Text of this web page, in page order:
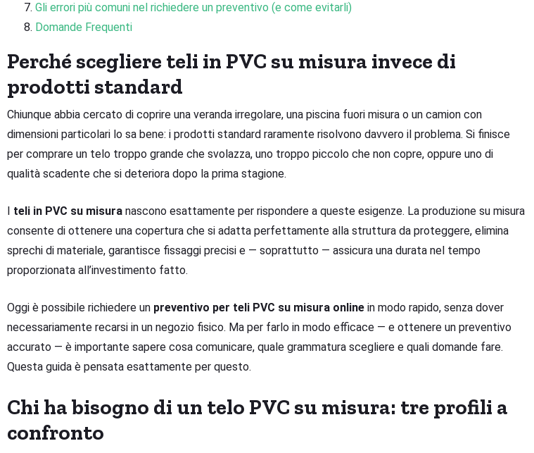
Gli errori più comuni nel richiedere un preventivo (e come evitarli)
Domande Frequenti
Perché scegliere teli in PVC su misura invece di
prodotti standard
Chiunque abbia cercato di coprire una veranda irregolare, una piscina fuori misura o un camion con
dimensioni particolari lo sa bene: i prodotti standard raramente risolvono davvero il problema. Si finisce
per comprare un telo troppo grande che svolazza, uno troppo piccolo che non copre, oppure uno di
qualità scadente che si deteriora dopo la prima stagione.
teli in PVC su misura nascono esattamente per rispondere a queste esigenze. La produzione su misura
consente di ottenere una copertura che si adatta perfettamente alla struttura da proteggere, elimina
sprechi di materiale, garantisce fissaggi precisi e — soprattutto — assicura una durata nel tempo
proporzionata all’investimento fatto.
Oggi è possibile richiedere un preventivo per teli PVC su misura online in modo rapido, senza dover
necessariamente recarsi in un negozio fisico. Ma per farlo in modo efficace — e ottenere un preventivo
accurato — è importante sapere cosa comunicare, quale grammatura scegliere e quali domande fare.
Questa guida è pensata esattamente per questo.
Chi ha bisogno di un telo PVC su misura: tre profili a
confronto